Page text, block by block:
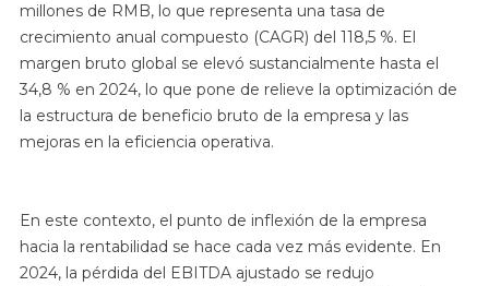
millones de RMB, lo que representa una tasa de
crecimiento anual compuesto (CAGR) del 118,5 %. El
margen bruto global se elevó sustancialmente hasta el
34,8 % en 2024, lo que pone de relieve la optimización de
la estructura de beneficio bruto de la empresa y las
mejoras en la eficiencia operativa.
En este contexto, el punto de inflexión de la empresa
hacia la rentabilidad se hace cada vez más evidente. En
2024, la pérdida del EBITDA ajustado se redujo